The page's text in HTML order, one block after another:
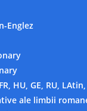
Englez
HU, GE, RU,
ale limbii